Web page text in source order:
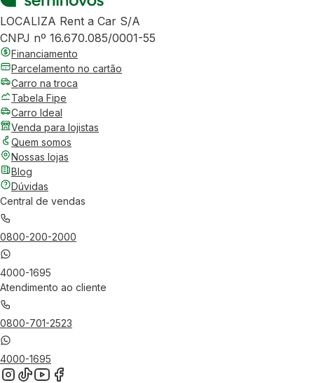
LOCALIZA Rent a Car S/A
CNPJ nº 16.670.085/0001-55
Financiamento
Parcelamento no cartão
Carro na troca
Tabela Fipe
Carro Ideal
Venda para lojistas
Quem somos
Nossas lojas
Blog
Dúvidas
Central de vendas
0800-200-2000
4000-1695
Atendimento ao cliente
0800-701-2523
4000-1695